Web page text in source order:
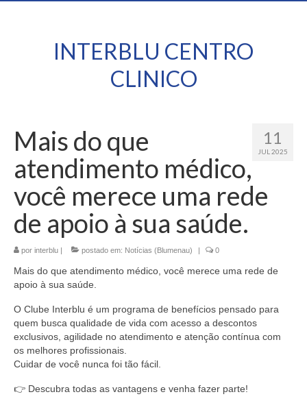
INTERBLU CENTRO
CLINICO
11
JUL 2025
Mais do que
atendimento médico,
você merece uma rede
de apoio à sua saúde.
por interblu | postado em: Notícias (Blumenau) | 0
Mais do que atendimento médico, você merece uma rede de
apoio à sua saúde.
O Clube Interblu é um programa de benefícios pensado para
quem busca qualidade de vida com acesso a descontos
exclusivos, agilidade no atendimento e atenção contínua com
os melhores profissionais.
Cuidar de você nunca foi tão fácil.
👉 Descubra todas as vantagens e venha fazer parte!